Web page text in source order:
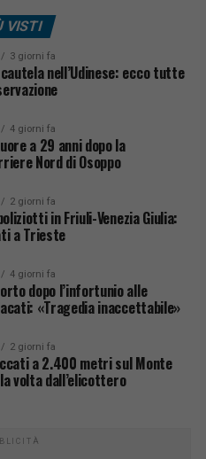
VISTI
3 giorni fa
nell’Udinese: ecco tutte
4 giorni fa
a 29 anni dopo la
Nord di Osoppo
2 giorni fa
in Friuli-Venezia Giulia:
a Trieste
4 giorni fa
dopo l’infortunio alle
«Tragedia inaccettabile»
2 giorni fa
a 2.400 metri sul Monte
volta dall’elicottero